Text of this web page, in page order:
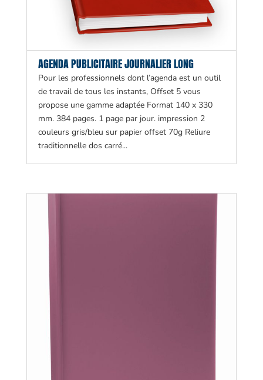
AGENDA PUBLICITAIRE JOURNALIER LONG
Pour les professionnels dont l’agenda est un outil
de travail de tous les instants, Offset 5 vous
propose une gamme adaptée Format 140 x 330
mm. 384 pages. 1 page par jour. impression 2
couleurs gris/bleu sur papier offset 70g Reliure
traditionnelle dos carré...